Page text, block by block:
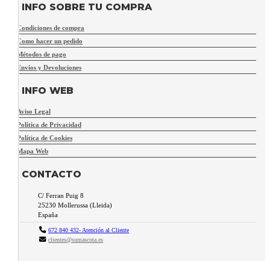
INFO SOBRE TU COMPRA
Condiciones de compra
Como hacer un pedido
Métodos de pago
Envíos y Devoluciones
INFO WEB
Aviso Legal
Política de Privacidad
Política de Cookies
Mapa Web
CONTACTO
C/ Ferran Puig 8
25230 Mollerussa (Lleida)
España
672 840 432- Atención al Cliente
clientes@sumascota.es